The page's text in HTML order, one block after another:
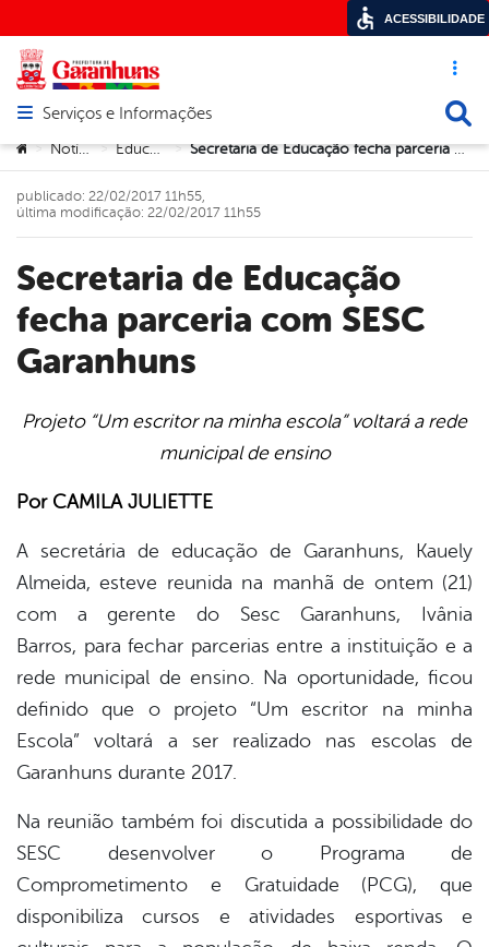
Acesso
Abrir menu principal de navegação
Serviços e Informações
Você está aqui:
> Notícias > Educação > Secretaria de Educação fecha parceria com SESC Garanhuns
Secretaria de Educação
fecha parceria com SESC
Garanhuns
publicado: 22/02/2017 11h55,
última modificação: 22/02/2017 11h55
Projeto “Um escritor na minha escola” voltará a rede
municipal de ensino
Por CAMILA JULIETTE
A secretária de educação de Garanhuns, Kauely
Almeida, esteve reunida na manhã de ontem (21)
com a gerente do Sesc Garanhuns, Ivânia
Barros, para fechar parcerias entre a instituição e a
rede municipal de ensino. Na oportunidade, ficou
definido que o projeto “Um escritor na minha
Escola” voltará a ser realizado nas escolas de
Garanhuns durante 2017.
Na reunião também foi discutida a possibilidade do
SESC desenvolver o Programa de
Comprometimento e Gratuidade (PCG), que
disponibiliza cursos e atividades esportivas e
ACESSIBILIDADE